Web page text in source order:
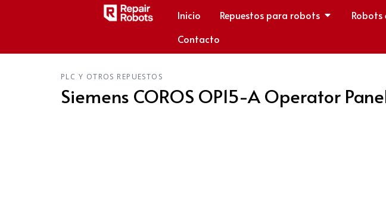
Inicio Repuestos para robots Robots
Contacto
PLC Y OTROS REPUESTOS
Siemens COROS OP15-A Operator